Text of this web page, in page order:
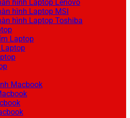
hình Laptop Lenovo
hình Laptop MSI
hình Laptop Toshiba
Laptop
Macbook